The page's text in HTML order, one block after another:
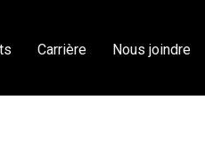
Carrière Nous joindre